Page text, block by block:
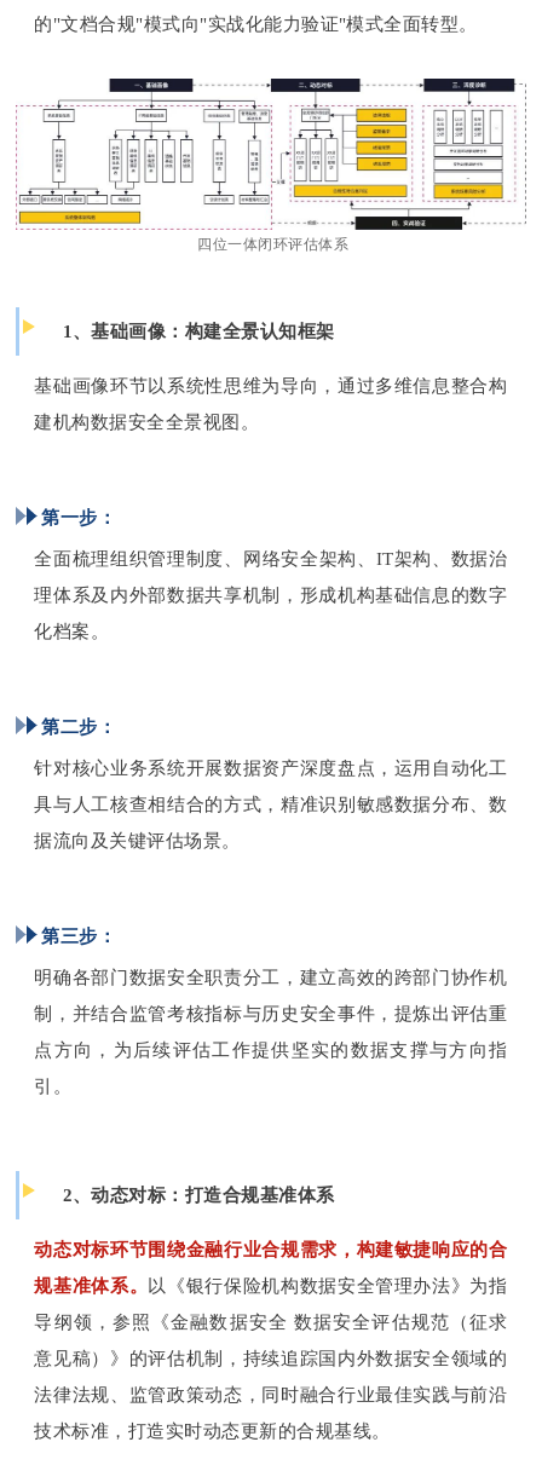
的"文档合规"模式向"实战化能力验证"模式全面转型。
四位一体闭环评估体系
1、基础画像：构建全景认知框架
基础画像环节以系统性思维为导向，通过多维信息整合构
建机构数据安全全景视图。
第一步：
全面梳理组织管理制度、网络安全架构、IT架构、数据治
理体系及内外部数据共享机制，形成机构基础信息的数字
化档案。
第二步：
针对核心业务系统开展数据资产深度盘点，运用自动化工
具与人工核查相结合的方式，精准识别敏感数据分布、数
据流向及关键评估场景。
第三步：
明确各部门数据安全职责分工，建立高效的跨部门协作机
制，并结合监管考核指标与历史安全事件，提炼出评估重
点方向，为后续评估工作提供坚实的数据支撑与方向指
引。
2、动态对标：打造合规基准体系
动态对标环节围绕金融行业合规需求，构建敏捷响应的合
规基准体系。
以《银行保险机构数据安全管理办法》为指
导纲领，参照《金融数据安全 数据安全评估规范（征求
意见稿）》的评估机制，持续追踪国内外数据安全领域的
法律法规、监管政策动态，同时融合行业最佳实践与前沿
技术标准，打造实时动态更新的合规基线。